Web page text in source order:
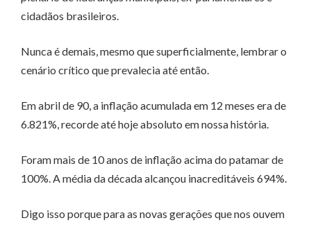
cidadãos brasileiros.
Nunca é demais, mesmo que superficialmente, lembrar o
cenário crítico que prevalecia até então.
Em abril de 90, a inflação acumulada em 12 meses era de
6.821%, recorde até hoje absoluto em nossa história.
Foram mais de 10 anos de inflação acima do patamar de
100%. A média da década alcançou inacreditáveis 694%.
Digo isso porque para as novas gerações que nos ouvem